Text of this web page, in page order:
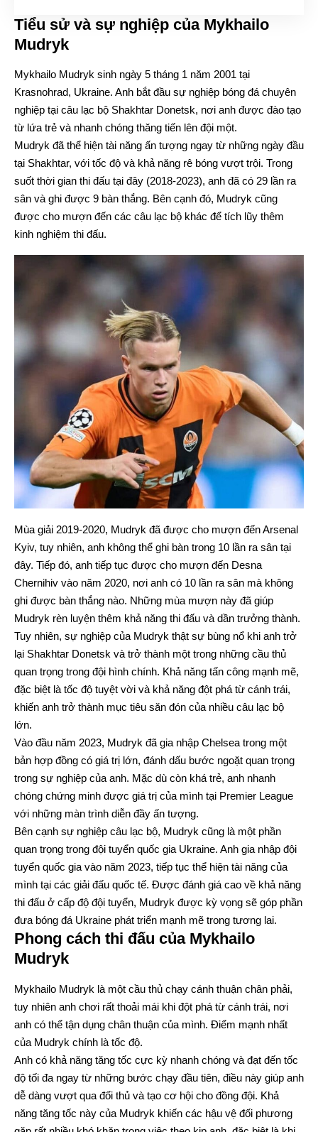
Tiểu sử và sự nghiệp của Mykhailo
Mudryk
Mykhailo Mudryk sinh ngày 5 tháng 1 năm 2001 tại
Krasnohrad, Ukraine. Anh bắt đầu sự nghiệp bóng đá chuyên
nghiệp tại câu lạc bộ Shakhtar Donetsk, nơi anh được đào tạo
từ lứa trẻ và nhanh chóng thăng tiến lên đội một.
Mudryk đã thể hiện tài năng ấn tượng ngay từ những ngày đầu
tại Shakhtar, với tốc độ và khả năng rê bóng vượt trội. Trong
suốt thời gian thi đấu tại đây (2018-2023), anh đã có 29 lần ra
sân và ghi được 9 bàn thắng. Bên cạnh đó, Mudryk cũng
được cho mượn đến các câu lạc bộ khác để tích lũy thêm
kinh nghiệm thi đấu.
Mùa giải 2019-2020, Mudryk đã được cho mượn đến Arsenal
Kyiv, tuy nhiên, anh không thể ghi bàn trong 10 lần ra sân tại
đây. Tiếp đó, anh tiếp tục được cho mượn đến Desna
Chernihiv vào năm 2020, nơi anh có 10 lần ra sân mà không
ghi được bàn thắng nào. Những mùa mượn này đã giúp
Mudryk rèn luyện thêm khả năng thi đấu và dần trưởng thành.
Tuy nhiên, sự nghiệp của Mudryk thật sự bùng nổ khi anh trở
lại Shakhtar Donetsk và trở thành một trong những cầu thủ
quan trọng trong đội hình chính. Khả năng tấn công mạnh mẽ,
đặc biệt là tốc độ tuyệt vời và khả năng đột phá từ cánh trái,
khiến anh trở thành mục tiêu săn đón của nhiều câu lạc bộ
lớn.
Vào đầu năm 2023, Mudryk đã gia nhập Chelsea trong một
bản hợp đồng có giá trị lớn, đánh dấu bước ngoặt quan trọng
trong sự nghiệp của anh. Mặc dù còn khá trẻ, anh nhanh
chóng chứng minh được giá trị của mình tại Premier League
với những màn trình diễn đầy ấn tượng.
Bên cạnh sự nghiệp câu lạc bộ, Mudryk cũng là một phần
quan trọng trong đội tuyển quốc gia Ukraine. Anh gia nhập đội
tuyển quốc gia vào năm 2023, tiếp tục thể hiện tài năng của
mình tại các giải đấu quốc tế. Được đánh giá cao về khả năng
thi đấu ở cấp độ đội tuyển, Mudryk được kỳ vọng sẽ góp phần
đưa bóng đá Ukraine phát triển mạnh mẽ trong tương lai.
Phong cách thi đấu của Mykhailo
Mudryk
Mykhailo Mudryk là một cầu thủ chạy cánh thuận chân phải,
tuy nhiên anh chơi rất thoải mái khi đột phá từ cánh trái, nơi
anh có thể tận dụng chân thuận của mình. Điểm mạnh nhất
của Mudryk chính là tốc độ.
Anh có khả năng tăng tốc cực kỳ nhanh chóng và đạt đến tốc
độ tối đa ngay từ những bước chạy đầu tiên, điều này giúp anh
dễ dàng vượt qua đối thủ và tạo cơ hội cho đồng đội. Khả
năng tăng tốc này của Mudryk khiến các hậu vệ đối phương